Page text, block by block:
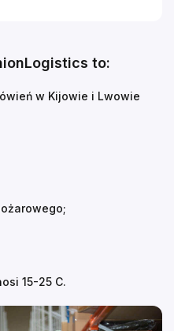
to:
w Kijowie i Lwowie
15-25 C.